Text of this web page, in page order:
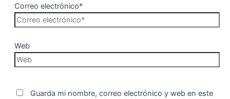
Correo electrónico*
Web
Guarda mi nombre, correo electrónico y web en este